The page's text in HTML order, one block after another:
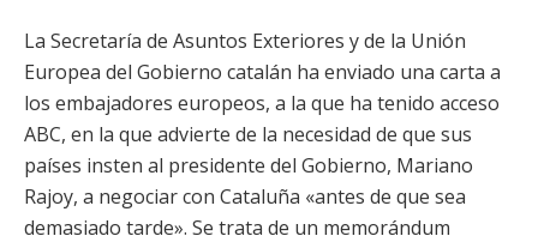
La Secretaría de Asuntos Exteriores y de la Unión
Europea del Gobierno catalán ha enviado una carta a
los embajadores europeos, a la que ha tenido acceso
ABC, en la que advierte de la necesidad de que sus
países insten al presidente del Gobierno, Mariano
Rajoy, a negociar con Cataluña «antes de que sea
demasiado tarde». Se trata de un memorándum